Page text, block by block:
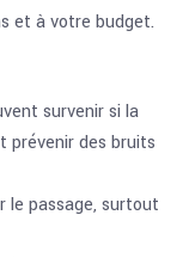
et à votre budget.
survenir si la
prévenir des bruits
le passage, surtout